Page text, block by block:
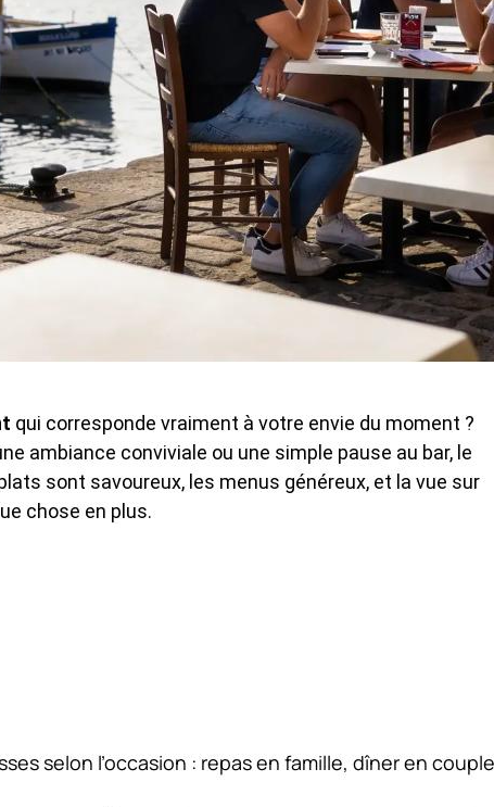
qui corresponde vraiment à votre envie du moment ?
ambiance conviviale ou une simple pause au bar, le
sont savoureux, les menus généreux, et la vue sur
chose en plus.
selon l’occasion : repas en famille, dîner en couple